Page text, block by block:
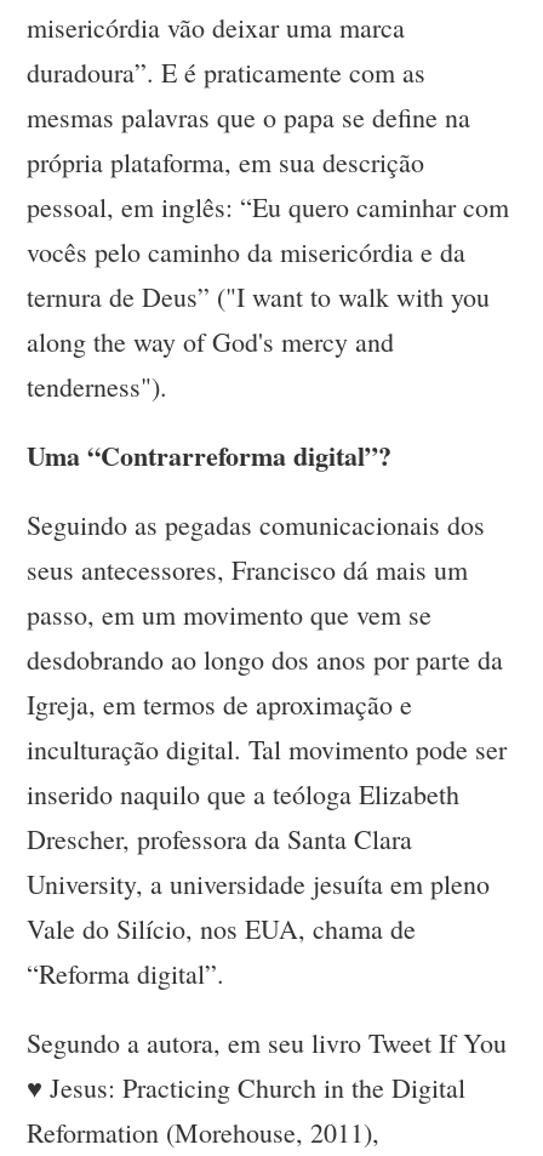
misericórdia vão deixar uma marca
duradoura”. E é praticamente com as
mesmas palavras que o papa se define na
própria plataforma, em sua descrição
pessoal, em inglês: “Eu quero caminhar com
vocês pelo caminho da misericórdia e da
ternura de Deus” ("I want to walk with you
along the way of God's mercy and
tenderness").
Uma “Contrarreforma digital”?
Seguindo as pegadas comunicacionais dos
seus antecessores, Francisco dá mais um
passo, em um movimento que vem se
desdobrando ao longo dos anos por parte da
Igreja, em termos de aproximação e
inculturação digital. Tal movimento pode ser
inserido naquilo que a teóloga Elizabeth
Drescher, professora da Santa Clara
University, a universidade jesuíta em pleno
Vale do Silício, nos EUA, chama de
“Reforma digital”.
Segundo a autora, em seu livro Tweet If You
♥ Jesus: Practicing Church in the Digital
Reformation (Morehouse, 2011),